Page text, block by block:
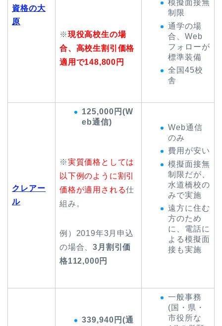
資格の大
原
※現役高校生の場
合、高校生割引価格
適用で148,800円
模擬面接無
制限
通学の場
合、Web
フォローが
標準装備
全国45校
舎
クレアー
ル
125,000円(W
eb通信)
※実質価格としては
以下例のように割引
価格が適用される仕
組み。
例）2019年3月申込
の場合、3月割引価
格112,000円
Web通信
のみ
費用が安い
模擬面接無
制限だが、
水道橋校の
みで実施
遠方に住む
方のため
に、電話に
よる模擬面
接も実施
339,940円(通
一般事務
(国・県・
市役所な